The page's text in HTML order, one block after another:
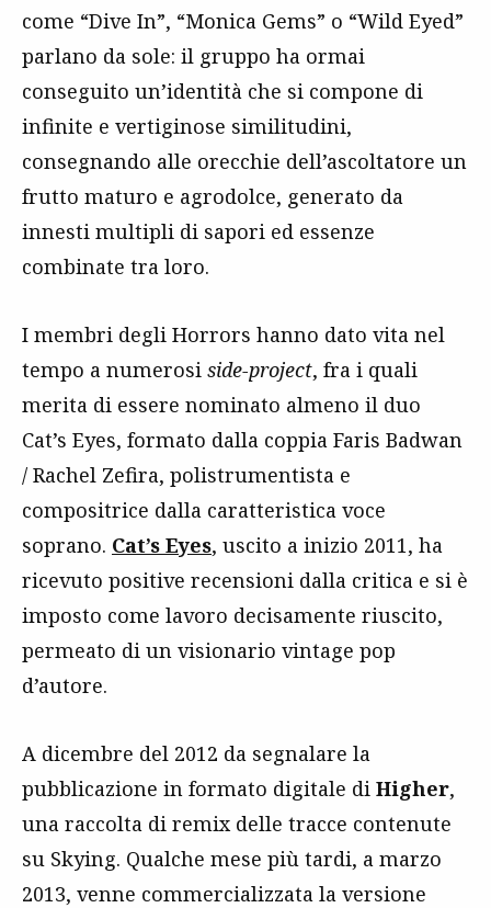
come “Dive In”, “Monica Gems” o “Wild Eyed”
parlano da sole: il gruppo ha ormai
conseguito un’identità che si compone di
infinite e vertiginose similitudini,
consegnando alle orecchie dell’ascoltatore un
frutto maturo e agrodolce, generato da
innesti multipli di sapori ed essenze
combinate tra loro.
I membri degli Horrors hanno dato vita nel
tempo a numerosi side-project, fra i quali
merita di essere nominato almeno il duo
Cat’s Eyes, formato dalla coppia Faris Badwan
/ Rachel Zefira, polistrumentista e
compositrice dalla caratteristica voce
soprano. Cat’s Eyes, uscito a inizio 2011, ha
ricevuto positive recensioni dalla critica e si è
imposto come lavoro decisamente riuscito,
permeato di un visionario vintage pop
d’autore.
A dicembre del 2012 da segnalare la
pubblicazione in formato digitale di Higher,
una raccolta di remix delle tracce contenute
su Skying. Qualche mese più tardi, a marzo
2013, venne commercializzata la versione